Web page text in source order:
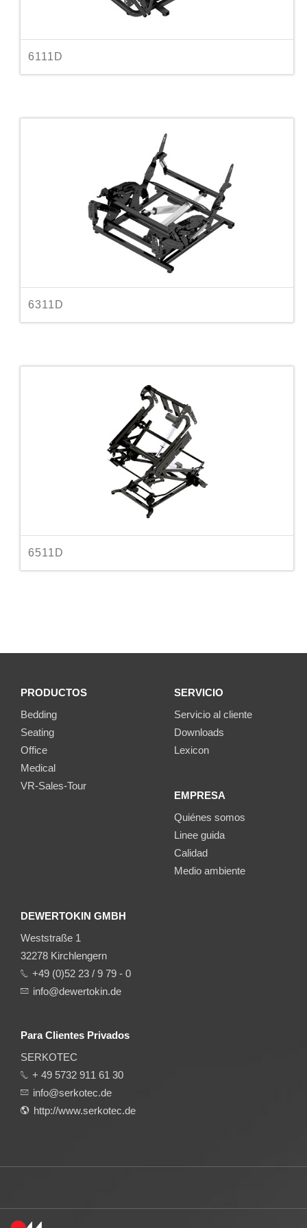
6111D
6311D
6511D
PRODUCTOS
Bedding
Seating
Office
Medical
VR-Sales-Tour
SERVICIO
Servicio al cliente
Downloads
Lexicon
EMPRESA
Quiénes somos
Linee guida
Calidad
Medio ambiente
DEWERTOKIN GMBH
Weststraße 1
32278 Kirchlengern
+49 (0)52 23 / 9 79 - 0
info@dewertokin.de
Para Clientes Privados
SERKOTEC
+ 49 5732 911 61 30
info@serkotec.de
http://www.serkotec.de